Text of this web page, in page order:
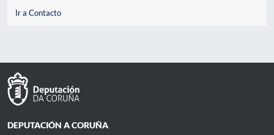
Ir a Contacto
DEPUTACIÓN A CORUÑA